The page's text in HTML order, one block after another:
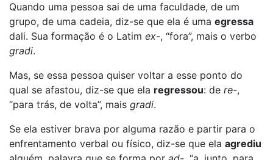
Quando uma pessoa sai de uma faculdade, de um
grupo, de uma cadeia, diz-se que ela é uma egressa
dali. Sua formação é o Latim ex-, “fora”, mais o verbo
gradi.
Mas, se essa pessoa quiser voltar a esse ponto do
qual se afastou, diz-se que ela regressou: de re-,
“para trás, de volta”, mais gradi.
Se ela estiver brava por alguma razão e partir para o
enfrentamento verbal ou físico, diz-se que ela agrediu